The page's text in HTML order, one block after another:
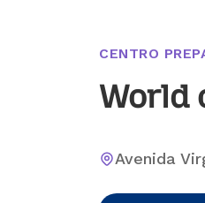
CENTRO
World
Avenida